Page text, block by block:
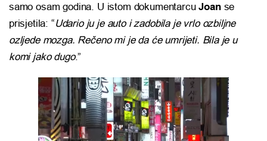
samo osam godina. U istom dokumentarcuJoanse
prisjetila: “Udario ju je auto i zadobila je vrlo ozbiljne
ozljede mozga. Rečeno mi je da će umrijeti. Bila je u
komi jako dugo.”